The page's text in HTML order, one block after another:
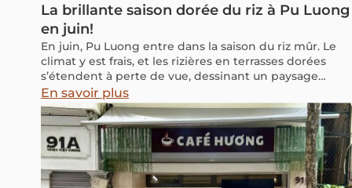
La brillante saison dorée du riz à Pu Luong
en juin!
En juin, Pu Luong entre dans la saison du riz mûr. Le
climat y est frais, et les rizières en terrasses dorées
s’étendent à perte de vue, dessinant un paysage
naturel d’une beauté envoûtante.
En savoir plus